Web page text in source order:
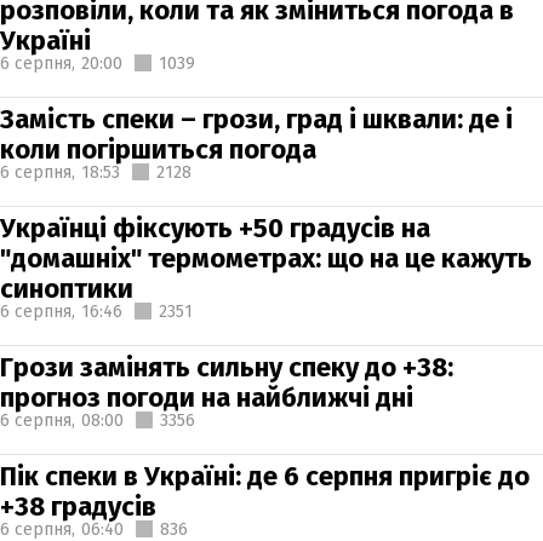
розповіли, коли та як зміниться погода в
Україні
6 серпня, 20:00 1039
Замість спеки – грози, град і шквали: де і
коли погіршиться погода
6 серпня, 18:53 2128
Українці фіксують +50 градусів на
"домашніх" термометрах: що на це кажуть
синоптики
6 серпня, 16:46 2351
Грози замінять сильну спеку до +38:
прогноз погоди на найближчі дні
6 серпня, 08:00 3356
Пік спеки в Україні: де 6 серпня пригріє до
+38 градусів
6 серпня, 06:40 836